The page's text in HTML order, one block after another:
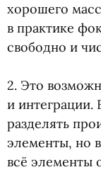
хорошего
в практике
свободно и
2. Это
и интеграции.
разделять
элементы, но
всё элементы